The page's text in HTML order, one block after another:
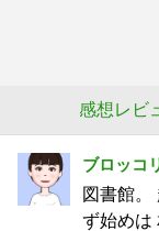
感想レビ
ブロッコ
図書館。
ず始めは